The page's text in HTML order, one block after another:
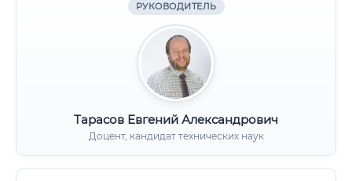
РУКОВОДИТЕЛЬ
Тарасов Евгений Александрович
Доцент, кандидат технических наук